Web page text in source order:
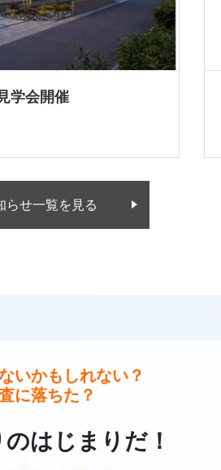
学会開催
らせ一覧を見る
いかもしれない？
に落ちた？
のはじまりだ！